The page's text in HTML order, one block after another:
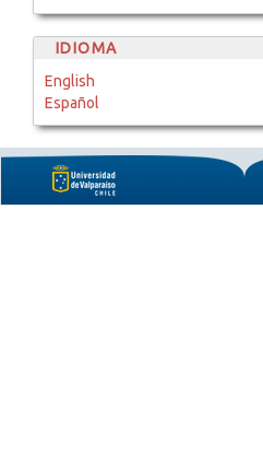
IDIOMA
English
Español